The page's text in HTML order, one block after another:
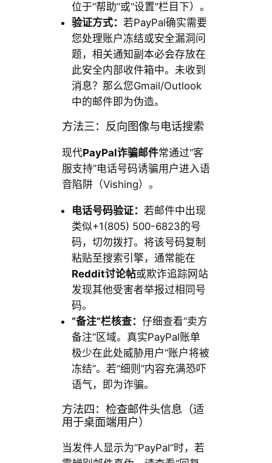
位于“帮助”或“设置”栏目下）。
验证方式： 若PayPal确实需要
您处理账户冻结或安全漏洞问
题，相关通知副本必会存放在
此安全内部收件箱中。未收到
消息？那么您Gmail/Outlook
中的邮件即为伪造。
方法三：反向图像与电话搜索
现代PayPal诈骗邮件常通过“客
服支持”电话号码诱骗用户进入语
音陷阱（Vishing）。
电话号码验证： 若邮件中出现
类似+1(805) 500-6823的号
码，切勿拨打。将该号码复制
粘贴至搜索引擎，通常能在
Reddit讨论帖或欺诈追踪网站
发现其他受害者举报过相同号
码。
“备注”栏核查： 仔细查看“卖方
备注”区域。真实PayPal账单
极少在此处威胁用户“账户将被
冻结”。若“细则”内容充满恐吓
语气，即为诈骗。
方法四：检查邮件头信息（适
用于桌面端用户）
当发件人显示为“PayPal”时，若